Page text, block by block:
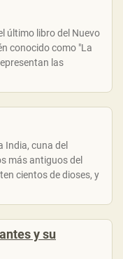
último libro del Nuevo
conocido como "La
las
India, cuna del
más antiguos del
cientos de dioses, y
y su